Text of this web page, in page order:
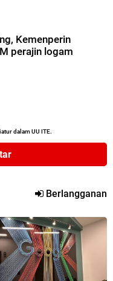
Kemenperin
perajin logam
dalam UU ITE.
Berlangganan